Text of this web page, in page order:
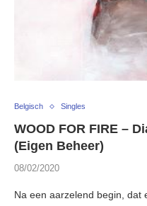
Belgisch Singles
WOOD FOR FIRE –
(Eigen Beheer)
08/02/2020
Na een aarzelend begin, dat